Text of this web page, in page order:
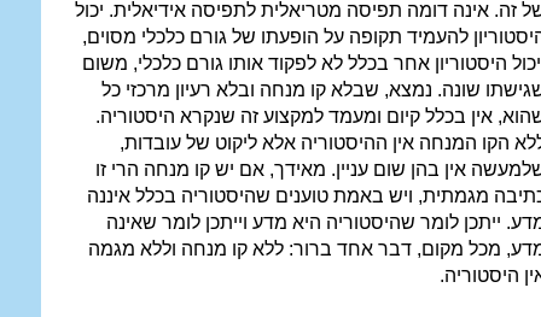
זה. אינה דומה תפיסה מטריאלית לתפיסה אידיאלית. יכול
להעמיד תקופה על הופעתו של גורם כלכלי מסוים,
היסטוריון אחר בכלל לא לפקוד אותו גורם כלכלי, משום
שונה. נמצא, שבלא קו מנחה ובלא רעיון מרכזי כל
אין בכלל קיום ומעמד למקצוע זה שנקרא היסטוריה.
הקו המנחה אין ההיסטוריה אלא ליקוט של עובדות,
אין בהן שום עניין. מאידך, אם יש קו מנחה הרי זו
מגמתית, ויש באמת טוענים שהיסטוריה בכלל איננה
ייתכן לומר שהיסטוריה היא מדע וייתכן לומר שאינה
מכל מקום, דבר אחד ברור: ללא קו מנחה וללא מגמה
היסטוריה.